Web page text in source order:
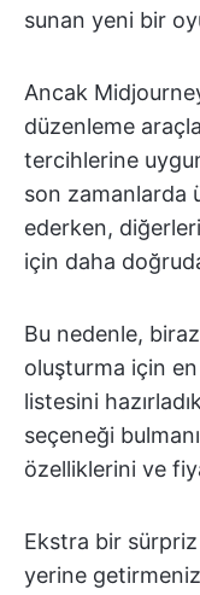
sunan yeni bir
Ancak
düzenleme
tercihlerine
son zamanlarda
ederken,
için daha
Bu nedenle,
oluşturma için en
listesini
seçeneği
özelliklerini ve
Ekstra bir
yerine